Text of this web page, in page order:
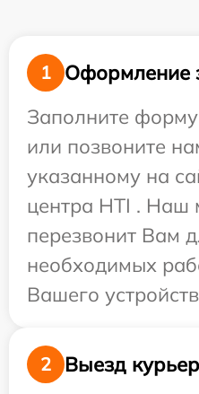
1
Оформление
Заполните
или позвоните
указанному на
центра HTI . Наш
перезвонит Вам
необходимых
Вашего
2 Выезд